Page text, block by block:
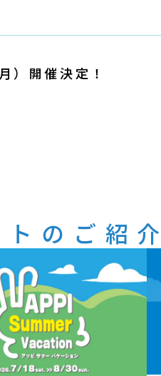
）開催決定！
のご紹介